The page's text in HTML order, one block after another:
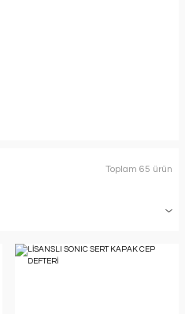
Toplam 65 ürün